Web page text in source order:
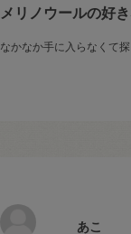
メリノウールの好
なかなか手に入らなくて
あこ